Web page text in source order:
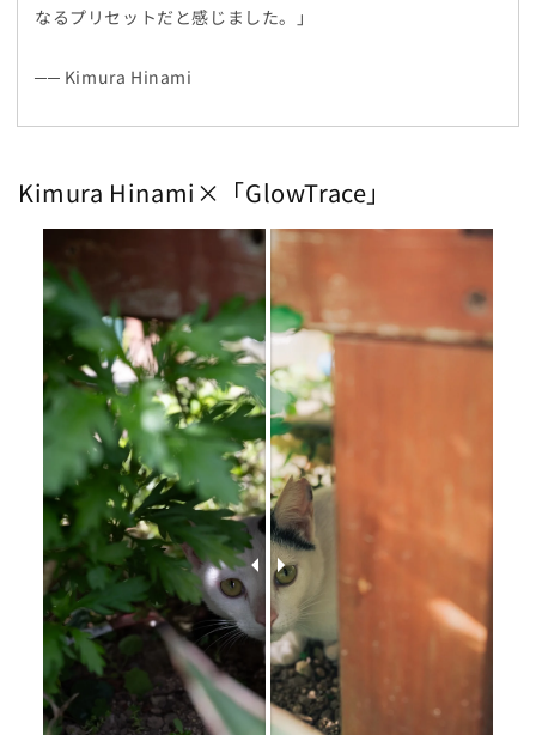
なるプリセットだと感じました。」
── Kimura Hinami
Kimura Hinami×「GlowTrace」